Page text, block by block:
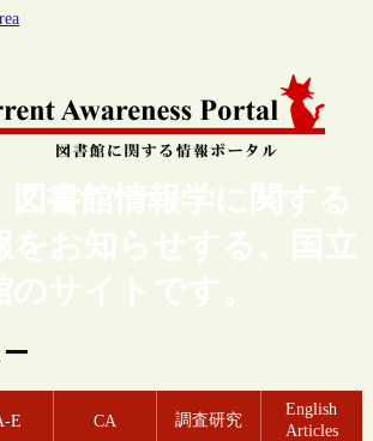
図書館情報学に関する
をお知らせする、国立
のサイトです。
E CA 調査研究
English
Articles